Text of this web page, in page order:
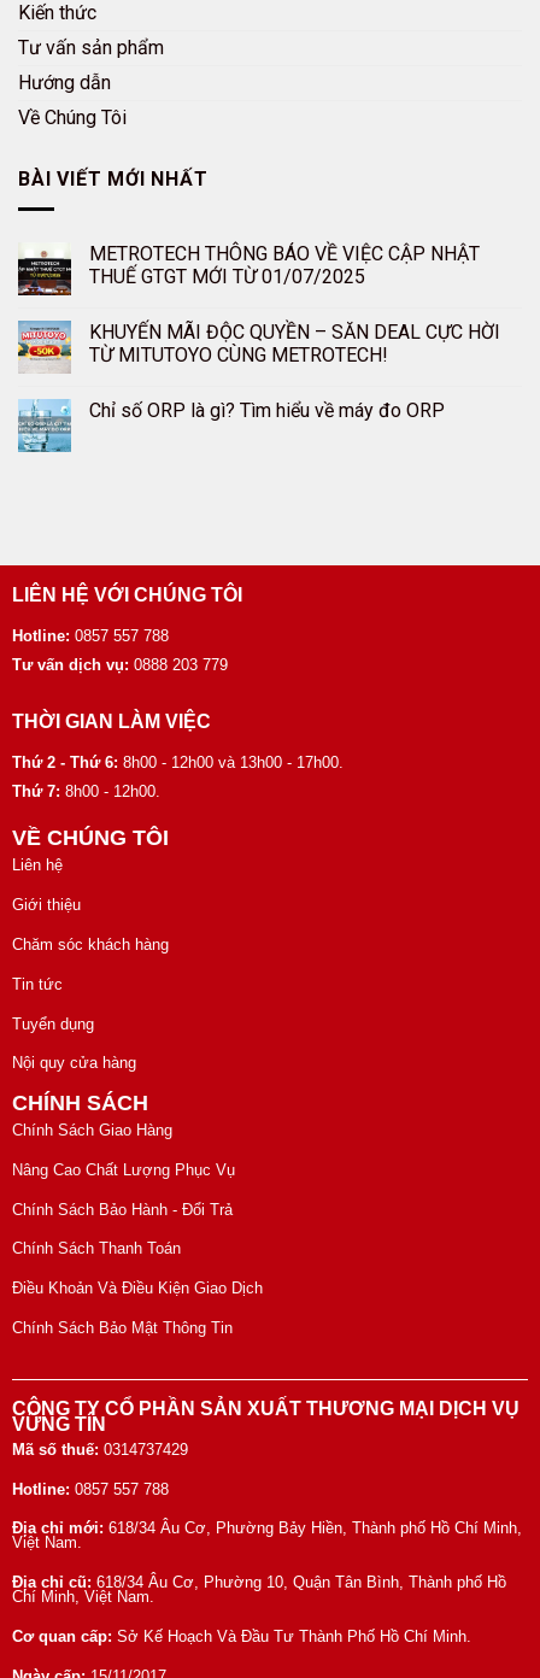
Kiến thức
Tư vấn sản phẩm
Hướng dẫn
Về Chúng Tôi
BÀI VIẾT MỚI NHẤT
METROTECH THÔNG BÁO VỀ VIỆC CẬP NHẬT
THUẾ GTGT MỚI TỪ 01/07/2025
KHUYẾN MÃI ĐỘC QUYỀN – SĂN DEAL CỰC HỜI
TỪ MITUTOYO CÙNG METROTECH!
Chỉ số ORP là gì? Tìm hiểu về máy đo ORP
LIÊN HỆ VỚI CHÚNG TÔI
Hotline: 0857 557 788
Tư vấn dịch vụ: 0888 203 779
THỜI GIAN LÀM VIỆC
Thứ 2 - Thứ 6: 8h00 - 12h00 và 13h00 - 17h00.
Thứ 7: 8h00 - 12h00.
VỀ CHÚNG TÔI
Liên hệ
Giới thiệu
Chăm sóc khách hàng
Tin tức
Tuyển dụng
Nội quy cửa hàng
CHÍNH SÁCH
Chính Sách Giao Hàng
Nâng Cao Chất Lượng Phục Vụ
Chính Sách Bảo Hành - Đổi Trả
Chính Sách Thanh Toán
Điều Khoản Và Điều Kiện Giao Dịch
Chính Sách Bảo Mật Thông Tin
CÔNG TY CỔ PHẦN SẢN XUẤT THƯƠNG MẠI DỊCH VỤ
VỮNG TÍN
Mã số thuế: 0314737429
Hotline: 0857 557 788
Địa chỉ mới: 618/34 Âu Cơ, Phường Bảy Hiền, Thành phố Hồ Chí Minh,
Việt Nam.
Địa chỉ cũ: 618/34 Âu Cơ, Phường 10, Quận Tân Bình, Thành phố Hồ
Chí Minh, Việt Nam.
Cơ quan cấp: Sở Kế Hoạch Và Đầu Tư Thành Phố Hồ Chí Minh.